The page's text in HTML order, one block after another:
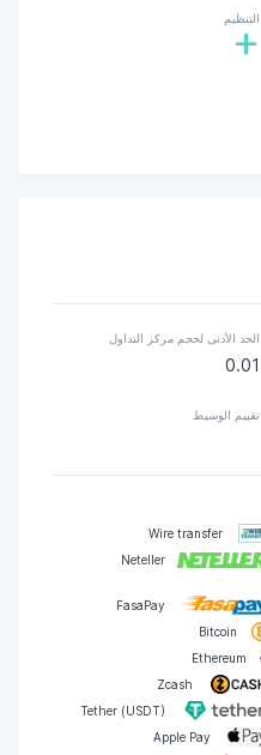
التنظيم
+
الحد الأدنى لحجم مركز التداول
0.01
تقييم الوسيط
Wire transfer
Neteller
FasaPay
Bitcoin
Ethereum
Zcash
Tether (USDT)
Apple Pay